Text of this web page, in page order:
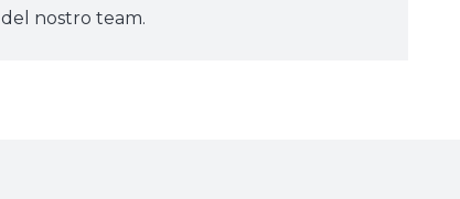
del nostro team.